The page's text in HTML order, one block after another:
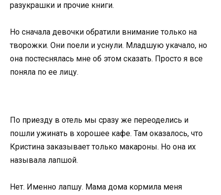
разукрашки и прочие книги.
Но сначала девочки обратили внимание только на
творожки. Они поели и уснули. Младшую укачало, но
она постеснялась мне об этом сказать. Просто я все
поняла по ее лицу.
По приезду в отель мы сразу же переоделись и
пошли ужинать в хорошее кафе. Там оказалось, что
Кристина заказывает только макароны. Но она их
называла лапшой.
Нет. Именно лапшу. Мама дома кормила меня